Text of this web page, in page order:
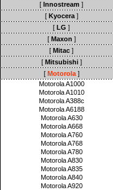
[ Innostream ]
[ Kyocera]
[ LG ]
[ Maxon ]
[ Mitac ]
[ Mitsubishi]
[ Motorola]
Motorola A1000
Motorola A1010
Motorola A388c
Motorola A6188
Motorola A630
Motorola A668
Motorola A760
Motorola A768
Motorola A780
Motorola A830
Motorola A835
Motorola A840
Motorola A920